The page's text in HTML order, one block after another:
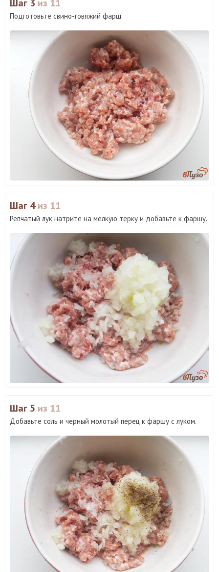
Шаг 3 из 11
Подготовьте свино-говяжий фарш.
Шаг 4из 11
Репчатый лук натрите на мелкую терку и добавьте к фаршу.
Шаг 5 из 11
Добавьте соль и черный молотый перец к фаршу с луком.